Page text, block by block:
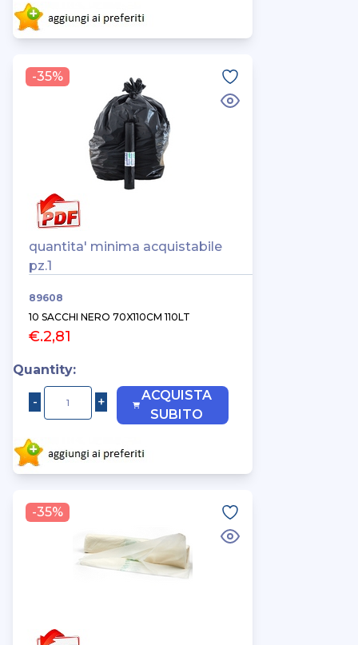
quantita' minima acquistabile
pz.1
89608
10 SACCHI NERO 70X110CM 110LT
€.2,81
Quantity:
ACQUISTA
SUBITO
-35%
-35%